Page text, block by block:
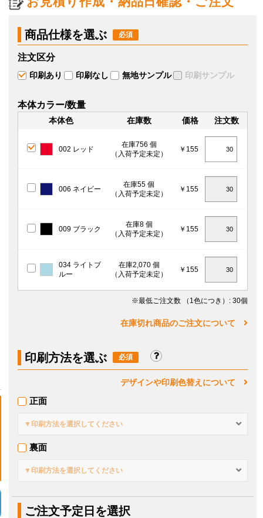
商品仕様を選ぶ
注文区分
印刷あり 印刷なし 無地サンプル 印刷サンプル
本体カラー/数量
本体色 在庫数 価格 注文数
002 レッド
在庫756 個
（入荷予定未定）
￥155
006 ネイビー
在庫55 個
（入荷予定未定）
￥155
009 ブラック
在庫8 個
（入荷予定未定）
￥155
034 ライトブ
ルー
在庫2,070 個
（入荷予定未定）
￥155
※最低ご注文数 （1色につき） : 30個
在庫切れ商品のご注文について
印刷方法を選ぶ
デザインや印刷色替えについて
正面
▼印刷方法を選択してください
裏面
▼印刷方法を選択してください
ご注文予定日を選択